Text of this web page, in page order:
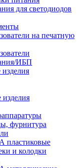
для светодиодов
на печатную
ИБП
изделия
фурнитура
пластиковые
и колодки